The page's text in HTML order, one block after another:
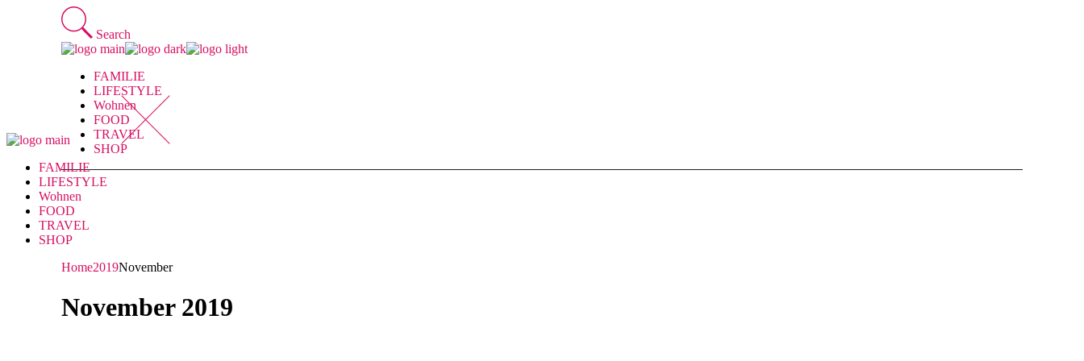
Search
FAMILIE
LIFESTYLE
Wohnen
FOOD
TRAVEL
SHOP
FAMILIE
LIFESTYLE
Wohnen
FOOD
TRAVEL
SHOP
Home2019November
November 2019